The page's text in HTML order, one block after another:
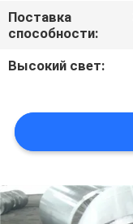
СПРОСИТЕ
ЦИТАТУ
КАРТА
САЙТА
PRIVACY
Поставка
способности:
Высокий свет: